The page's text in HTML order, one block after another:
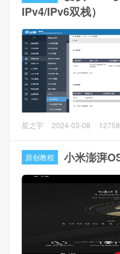
以前要实现单口多拨，要
烦，需要通过briage来实
方便。
操作方法
1、使用Winbox，
macvlan记录。
MAC Address：填写你自
Interface：ether1（选择
IPv4/IPv6双栈）
现在运营商都提供了IPv6
1、环境介绍
1.1 iKuai免费版本：
1.2 江苏电信1000M（光
2、爱快配置
星之宇 2024-03-08
原创教程 小米澎湃